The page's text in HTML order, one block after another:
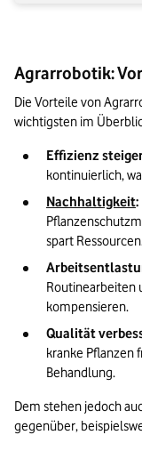
Agrarrobotik:
Die Vorteile von
wichtigsten im
Effizienz
kontinuierlich,
Nachhaltigkeit:
spart
Routinearbeiten
kompensieren.
Qualität
kranke Pflanzen
Behandlung.
Dem stehen jedoch
gegenüber,